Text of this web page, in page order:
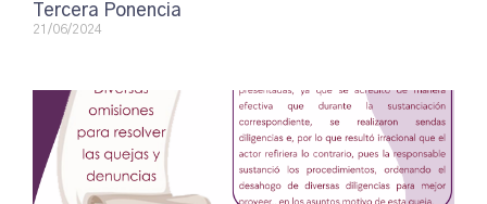
Tercera Ponencia
21/06/2024